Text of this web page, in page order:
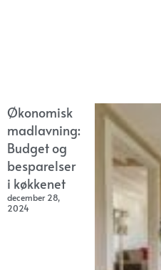
Økonomisk
madlavning:
Budget og
besparelser
i køkkenet
december 28,
2024